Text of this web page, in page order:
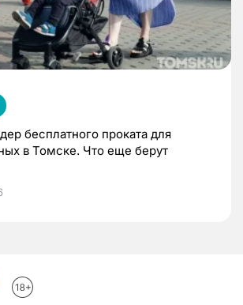
бесплатного проката для
в Томске. Что еще берут